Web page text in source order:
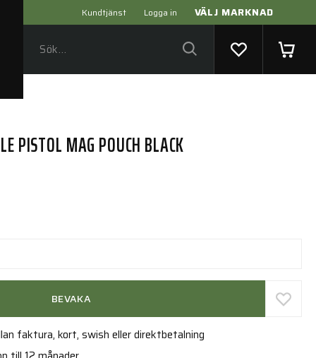
Kundtjänst Logga in VÄLJ MARKNAD
PISTOL MAG POUCH BLACK
BEVAKA
faktura, kort, swish eller direktbetalning